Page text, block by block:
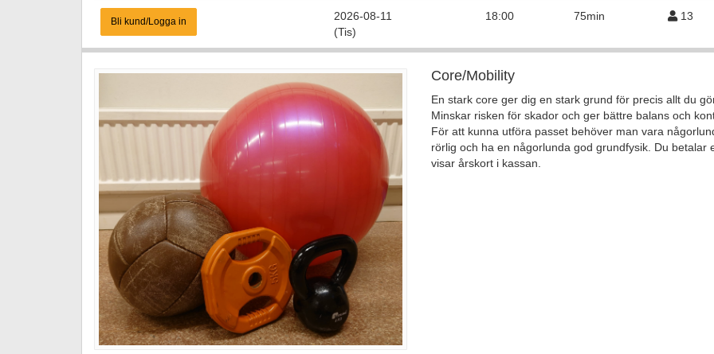
Bli kund/Logga in
2026-08-11
(Tis)
18:00 75min 13
Core/Mobility
En stark core ger dig en stark grund för precis allt du
Minskar risken för skador och ger bättre balans och
För att kunna utföra passet behöver man vara
rörlig och ha en någorlunda god grundfysik. Du betalar
visar årskort i kassan.